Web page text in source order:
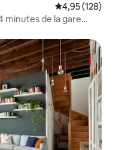
Évaluation
4,95 (128)
minutes de la gare